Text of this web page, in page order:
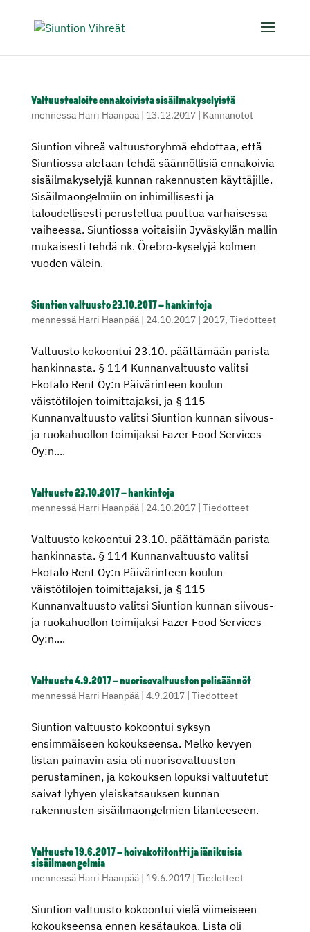
Valtuustoaloite ennakoivista sisäilmakyselyistä
mennessä Harri Haanpää| 13.12.2017| Kannanotot
Siuntion vihreä valtuustoryhmä ehdottaa, että
Siuntiossa aletaan tehdä säännöllisiä ennakoivia
sisäilmakyselyjä kunnan rakennusten käyttäjille.
Sisäilmaongelmiin on inhimillisesti ja
taloudellisesti perusteltua puuttua varhaisessa
vaiheessa. Siuntiossa voitaisiin Jyväskylän mallin
mukaisesti tehdä nk. Örebro-kyselyjä kolmen
vuoden välein.
Siuntion valtuusto 23.10.2017 – hankintoja
mennessä Harri Haanpää| 24.10.2017| 2017, Tiedotteet
Valtuusto kokoontui 23.10. päättämään parista
hankinnasta. § 114 Kunnanvaltuusto valitsi
Ekotalo Rent Oy:n Päivärinteen koulun
väistötilojen toimittajaksi, ja § 115
Kunnanvaltuusto valitsi Siuntion kunnan siivous-
ja ruokahuollon toimijaksi Fazer Food Services
Oy:n....
Valtuusto 23.10.2017 – hankintoja
mennessä Harri Haanpää| 24.10.2017| Tiedotteet
Valtuusto kokoontui 23.10. päättämään parista
hankinnasta. § 114 Kunnanvaltuusto valitsi
Ekotalo Rent Oy:n Päivärinteen koulun
väistötilojen toimittajaksi, ja § 115
Kunnanvaltuusto valitsi Siuntion kunnan siivous-
ja ruokahuollon toimijaksi Fazer Food Services
Oy:n....
Valtuusto 4.9.2017 – nuorisovaltuuston pelisäännöt
mennessä Harri Haanpää| 4.9.2017| Tiedotteet
Siuntion valtuusto kokoontui syksyn
ensimmäiseen kokoukseensa. Melko kevyen
listan painavin asia oli nuorisovaltuuston
perustaminen, ja kokouksen lopuksi valtuutetut
saivat lyhyen yleiskatsauksen kunnan
rakennusten sisäilmaongelmien tilanteeseen.
Valtuusto 19.6.2017 – hoivakotitontti ja iänikuisia
sisäilmaongelmia
mennessä Harri Haanpää| 19.6.2017| Tiedotteet
Siuntion valtuusto kokoontui vielä viimeiseen
kokoukseensa ennen kesätaukoa. Lista oli